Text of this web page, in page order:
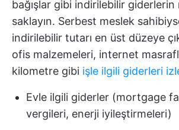
bağışlar gibi indirilebilir giderlerin
saklayın. Serbest meslek
indirilebilir tutarı en üst düzeye
ofis malzemeleri, internet
kilometre gibi işle ilgili giderleri
Evle ilgili giderler (mortgage
vergileri, enerji iyileştirmeleri)